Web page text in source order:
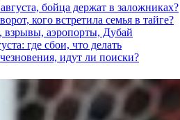
бойца держат в заложниках?
кого встретила семья в тайге?
взрывы, аэропорты, Дубай
где сбои, что делать
идут ли поиски?